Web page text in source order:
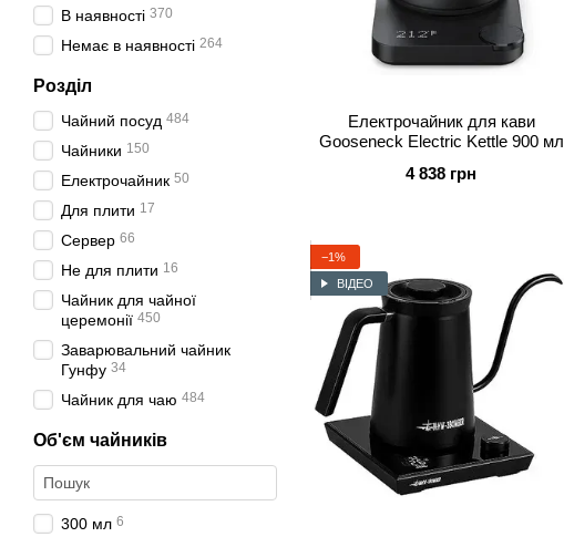
Електрочайник для кави
Gooseneck Electric Kettle 900 мл
4 838 грн
−1%
ВІДЕО
В наявності 370
Немає в наявності 264
Розділ
Чайний посуд 484
Чайники 150
Електрочайник 50
Для плити 17
Сервер 66
Не для плити 16
Чайник для чайної
церемонії 450
Заварювальний чайник
Гунфу 34
Чайник для чаю 484
Об'єм чайників
300 мл 6